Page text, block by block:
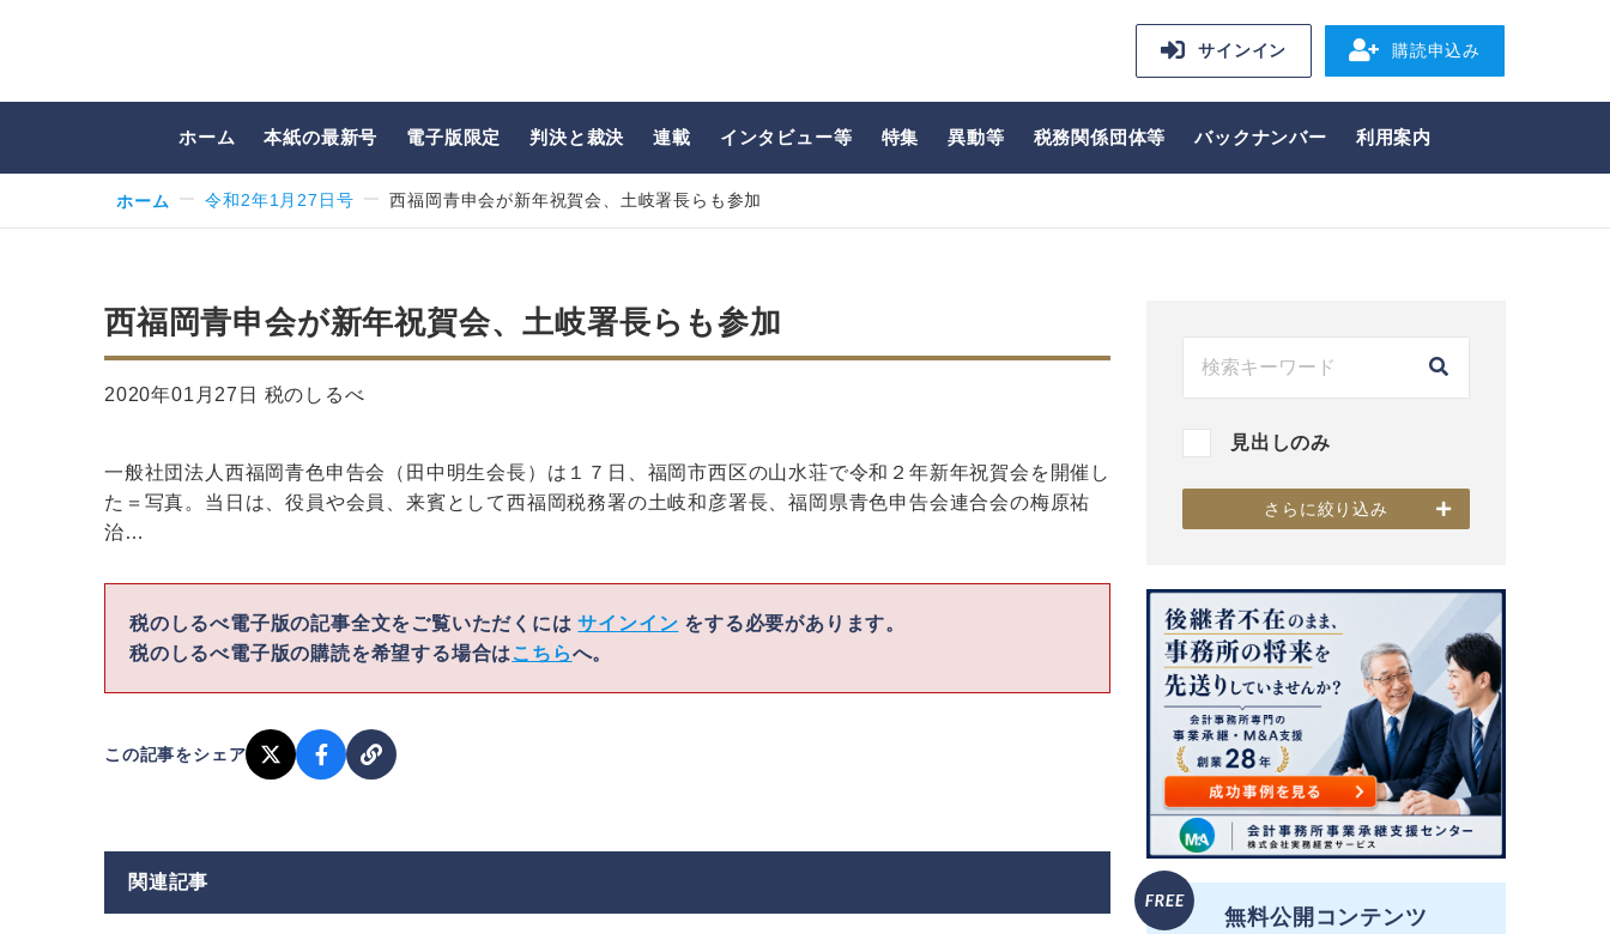
サインイン 購読申込み
ホーム 本紙の最新号 電子版限定 判決と裁決 連載 インタビュー等 特集 異動等 税務関係団体等 バックナンバー 利用案内
ホーム 令和2年1月27日号 西福岡青申会が新年祝賀会、土岐署長らも参加
西福岡青申会が新年祝賀会、土岐署長らも参加
2020年01月27日 税のしるべ
一般社団法人西福岡青色申告会（田中明生会長）は１７日、福岡市西区の山水荘で令和２年新年祝賀会を開催し
た＝写真。当日は、役員や会員、来賓として西福岡税務署の土岐和彦署長、福岡県青色申告会連合会の梅原祐
治…
税のしるべ電子版の記事全文をご覧いただくにはサインイン をする必要があります。
税のしるべ電子版の購読を希望する場合は こちらへ。
この記事をシェア
関連記事
見出しのみ
さらに絞り込み
無料公開コンテンツ